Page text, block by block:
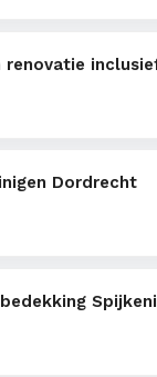
renovatie
Dordrecht